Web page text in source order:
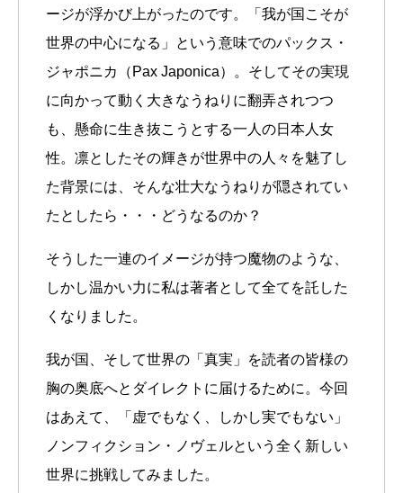
ージが浮かび上がったのです。「我が国こそが
世界の中心になる」という意味でのパックス・
ジャポニカ（Pax Japonica）。そしてその実現
に向かって動く大きなうねりに翻弄されつつ
も、懸命に生き抜こうとする一人の日本人女
性。凛としたその輝きが世界中の人々を魅了し
た背景には、そんな壮大なうねりが隠されてい
たとしたら・・・どうなるのか？
そうした一連のイメージが持つ魔物のような、
しかし温かい力に私は著者として全てを託した
くなりました。
我が国、そして世界の「真実」を読者の皆様の
胸の奥底へとダイレクトに届けるために。今回
はあえて、「虚でもなく、しかし実でもない」
ノンフィクション・ノヴェルという全く新しい
世界に挑戦してみました。